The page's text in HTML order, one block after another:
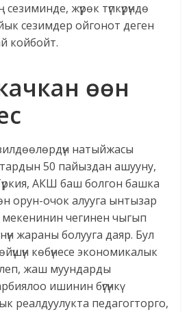
жүрөк түпкүрүндө
сезимдер ойгонот деген
койбойт.
өөн
натыйжасы
50 пайыздан ашууну,
АКШ баш болгон башка
орун-очок алууга ынтызар
чегинен чыгып
жараны болууга даяр. Бул
көбүнесе экономикалык
жаш муундарды
ишинин бүгүнкү
реалдуулукта педагогторго,